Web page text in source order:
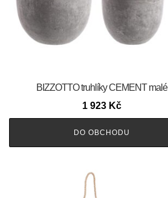
BIZZOTTO truhlíky CEMENT malé
1 923 Kč
DO OBCHODU